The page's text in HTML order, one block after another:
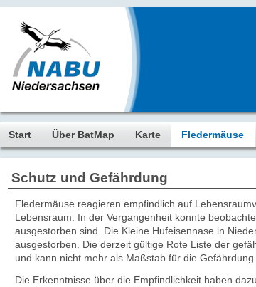
Start Über BatMap Karte Fledermäuse
Schutz und Gefährdung
Fledermäuse reagieren empfindlich auf
Lebensraum. In der Vergangenheit konnte
ausgestorben sind. Die Kleine Hufeisennase in
ausgestorben. Die derzeit gültige Rote Liste der
und kann nicht mehr als Maßstab für die
Die Erkenntnisse über die Empfindlichkeit haben